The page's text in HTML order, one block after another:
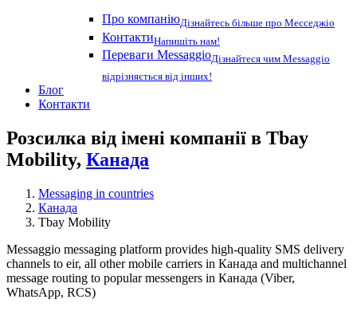
Про компаніюДізнайтесь більше про Месседжіо
КонтактиНапишіть нам!
Переваги MessaggioДізнайтеся чим Messaggio
відрізняється від інших!
Блог
Контакти
Розсилка від імені компанії в Tbay
Mobility, Канада
Messaging in countries
Канада
Tbay Mobility
Messaggio messaging platform provides high-quality SMS delivery
channels to eir, all other mobile carriers in Канада and multichannel
message routing to popular messengers in Канада (Viber,
WhatsApp, RCS)